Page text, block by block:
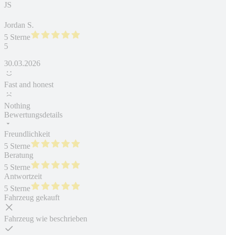
JS
Jordan S.
5 Sterne
5
30.03.2026
Fast and honest
Nothing
Bewertungsdetails
Freundlichkeit
5 Sterne
Beratung
5 Sterne
Antwortzeit
5 Sterne
Fahrzeug gekauft
Fahrzeug wie beschrieben